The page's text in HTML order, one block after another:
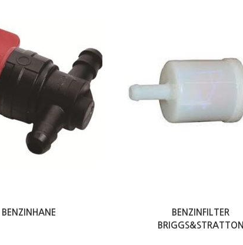
BENZINHANE
BENZINFILTER
BRIGGS&STRATTON